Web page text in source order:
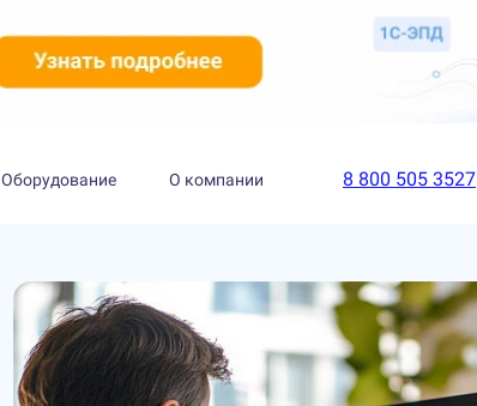
Оборудование О компании 8 800 505 3527